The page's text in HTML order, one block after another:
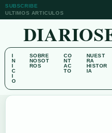
SUBSCRIBE
ULTIMOS ARTICULOS
I
N
I
C
I
O
SOBRE
NOSOT
ROS
CO
NT
AC
TO
NUEST
RA
HISTOR
IA